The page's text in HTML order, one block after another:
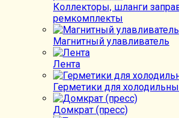
Коллекторы, шланги
ремкомплекты
Магнитный улавливатель
Лента
Герметики для
Домкрат (пресс)